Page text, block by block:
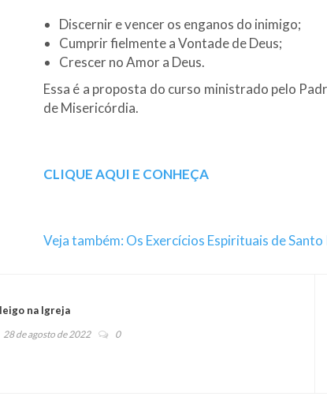
Discernir e vencer os enganos do inimigo;
Cumprir fielmente a Vontade de Deus;
Crescer no Amor a Deus.
Essa é a proposta do curso ministrado pelo
de Misericórdia.
CLIQUE AQUI E CONHEÇA
Veja também: Os Exercícios Espirituais de
na Igreja
28 de agosto de 2022 0